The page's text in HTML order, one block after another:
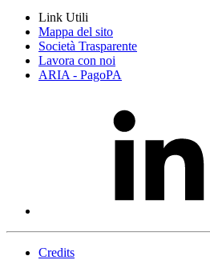
Link Utili
Mappa del sito
Società Trasparente
Lavora con noi
ARIA - PagoPA
Credits